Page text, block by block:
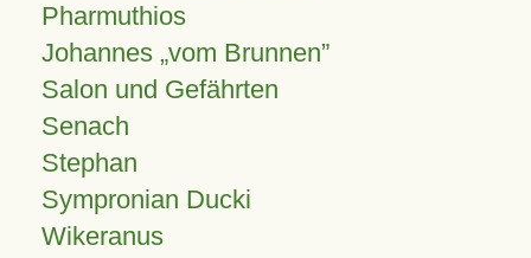
Pharmuthios
Johannes vom Brunnen
Salon und Gefährten
Senach
Stephan
Sympronian Ducki
Wikeranus